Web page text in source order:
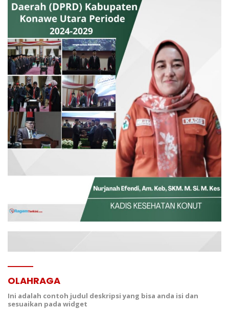
OLAHRAGA
Ini adalah contoh judul deskripsi yang bisa anda isi dan
sesuaikan pada widget